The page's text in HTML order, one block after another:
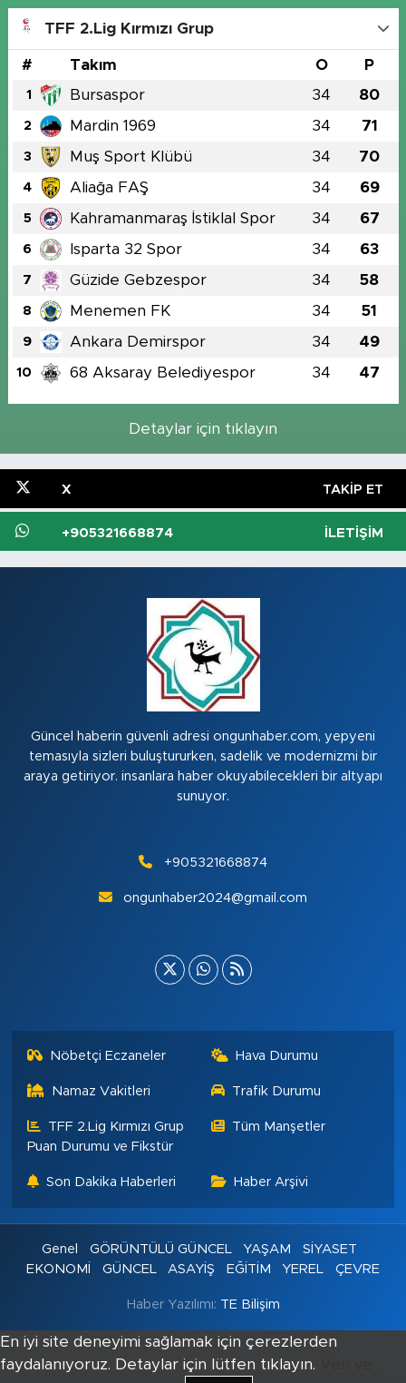
TFF 2.Lig Kırmızı Grup
# Takım O P
1 Bursaspor 34 80
2 Mardin 1969 34 71
3 Muş Sport Klübü 34 70
4 Aliağa FAŞ 34 69
5 Kahramanmaraş İstiklal Spor 34 67
6 Isparta 32 Spor 34 63
7 Güzide Gebzespor 34 58
8 Menemen FK 34 51
9 Ankara Demirspor 34 49
10 68 Aksaray Belediyespor 34 47
Detaylar için tıklayın
X TAKIP ET
+905321668874 İLETIŞIM
Güncel haberin güvenli adresi ongunhaber.com, yepyeni
temasıyla sizleri buluştururken, sadelik ve modernizmi bir
araya getiriyor. insanlara haber okuyabilecekleri bir altyapı
sunuyor.
+905321668874
ongunhaber2024@gmail.com
Nöbetçi Eczaneler Hava Durumu
Namaz Vakitleri Trafik Durumu
TFF 2.Lig Kırmızı Grup
Puan Durumu ve Fikstür
Tüm Manşetler
Son Dakika Haberleri Haber Arşivi
Genel GÖRÜNTÜLÜ GÜNCEL YAŞAM
SİYASET
EKONOMİ
GÜNCEL ASAYİŞ EĞİTİM YEREL ÇEVRE
Haber Yazılımı: TE Bilişim
En iyi site deneyimi sağlamak için çerezlerden
faydalanıyoruz. Detaylar için lütfen tıklayın.